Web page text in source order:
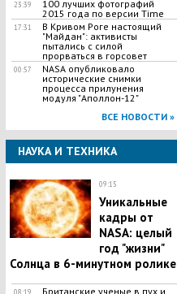
23:39
100 лучших фотографий
2015 года по версии Time
17:31
В Кривом Роге настоящий
"Майдан": активисты
пытались с силой
прорваться в горсовет
00:57
NASA опубликовало
исторические снимки
процесса прилунения
модуля "Аполлон-12"
ВСЕ НОВОСТИ »
НАУКА И ТЕХНИКА
09:15
Уникальные
кадры от
NASA: целый
год "жизни"
Солнца в 6-минутном ролике
08:19 Британские ученые в пух и